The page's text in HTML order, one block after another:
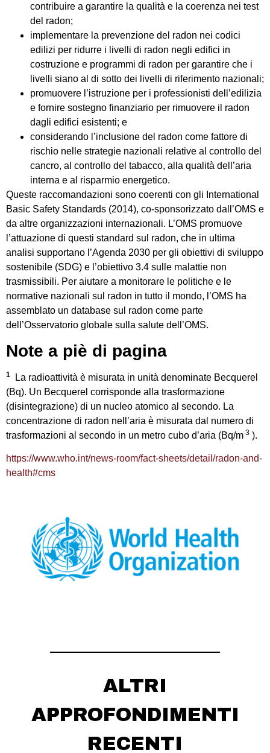
contribuire a garantire la qualità e la coerenza nei test
del radon;
implementare la prevenzione del radon nei codici
edilizi per ridurre i livelli di radon negli edifici in
costruzione e programmi di radon per garantire che i
livelli siano al di sotto dei livelli di riferimento nazionali;
promuovere l’istruzione per i professionisti dell’edilizia
e fornire sostegno finanziario per rimuovere il radon
dagli edifici esistenti; e
considerando l’inclusione del radon come fattore di
rischio nelle strategie nazionali relative al controllo del
cancro, al controllo del tabacco, alla qualità dell’aria
interna e al risparmio energetico.
Queste raccomandazioni sono coerenti con gli International
Basic Safety Standards (2014), co-sponsorizzato dall’OMS e
da altre organizzazioni internazionali. L’OMS promuove
l’attuazione di questi standard sul radon, che in ultima
analisi supportano l’Agenda 2030 per gli obiettivi di sviluppo
sostenibile (SDG) e l’obiettivo 3.4 sulle malattie non
trasmissibili. Per aiutare a monitorare le politiche e le
normative nazionali sul radon in tutto il mondo, l’OMS ha
assemblato un database sul radon come parte
dell’Osservatorio globale sulla salute dell’OMS.
Note a piè di pagina
1
La radioattività è misurata in unità denominate Becquerel
(Bq). Un Becquerel corrisponde alla trasformazione
(disintegrazione) di un nucleo atomico al secondo. La
concentrazione di radon nell’aria è misurata dal numero di
trasformazioni al secondo in un metro cubo d’aria (Bq/m 3 ).
https://www.who.int/news-room/fact-sheets/detail/radon-and-
health#cms
ALTRI
APPROFONDIMENTI
RECENTI